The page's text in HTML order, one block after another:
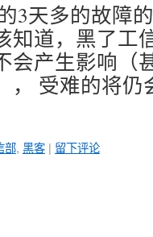
3天多的故障
知道，黑了工
会产生影响（
， 受难的将
部, 黑客 | 留下评论